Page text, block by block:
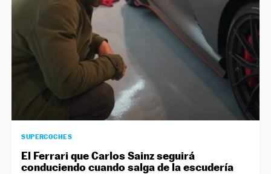
SUPERCOCHES
El Ferrari que Carlos Sainz seguirá
conduciendo cuando salga de la escudería